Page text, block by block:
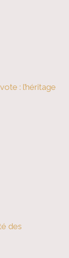
: l’héritage
des